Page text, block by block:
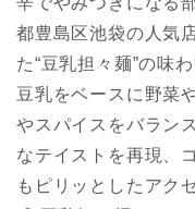
都豊島区池袋の人気
た“豆乳担々麺”の味
豆乳をベースに野菜
やスパイスをバラン
なテイストを再現、
もピリッとしたアク